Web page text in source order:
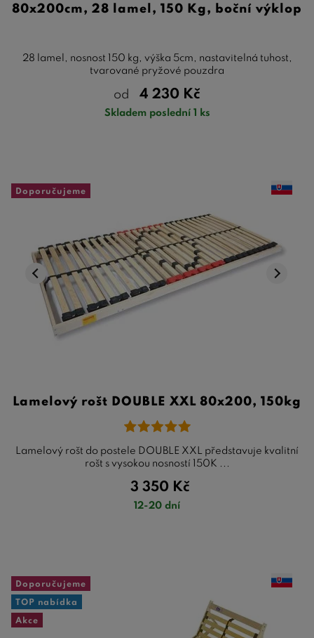
80x200cm, 28 lamel, 150 Kg, boční výklop
28 lamel, nosnost 150 kg, výška 5cm, nastavitelná tuhost,
tvarované pryžové pouzdra
od 4 230 Kč
Skladem poslední 1 ks
Doporučujeme
Lamelový rošt DOUBLE XXL 80x200, 150kg
Lamelový rošt do postele DOUBLE XXL představuje kvalitní
rošt s vysokou nosností 150K ...
3 350 Kč
12-20 dní
Doporučujeme
TOP nabídka
Akce